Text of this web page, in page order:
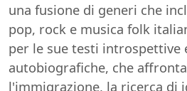
una fusione di generi che
pop, rock e musica folk
per le sue testi introspettive
autobiografiche, che
l'immigrazione, la ricerca di